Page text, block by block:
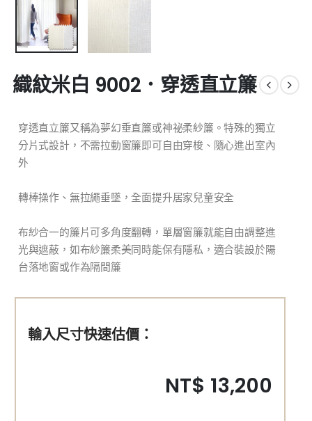
織紋米白 9002．穿透直立簾
穿透直立簾又稱為夢幻垂直簾或神祕柔紗簾。特殊的獨立
分片式設計，不需拉動窗簾即可自由穿梭、隨心進出室內
外
轉棒操作、無拉繩垂墜，全面提升居家兒童安全
布紗合一的簾片可多角度翻轉，單層窗簾就能自由調整進
光與遮蔽，如布紗簾柔美同時能保有隱私，適合裝設於陽
台落地窗或作為隔間簾
輸入尺寸快速估價：
NT$ 13,200